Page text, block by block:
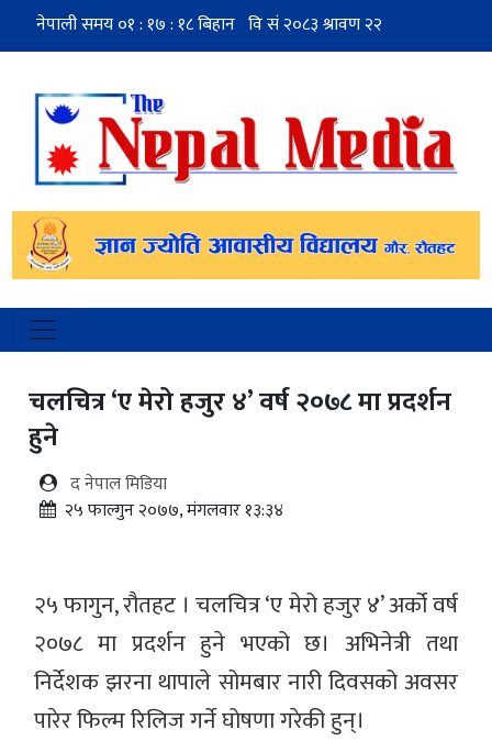
चलचित्र ‘ए मेरो हजुर ४’ वर्ष २०७८ मा प्रदर्शन
हुने
द नेपाल मिडिया
२५ फाल्गुन २०७७, मंगलवार १३:३४
२५ फागुन, रौतहट । चलचित्र ‘ए मेरो हजुर ४’ अर्को वर्ष
२०७८ मा प्रदर्शन हुने भएको छ। अभिनेत्री तथा
निर्देशक झरना थापाले सोमबार नारी दिवसको अवसर
पारेर फिल्म रिलिज गर्ने घोषणा गरेकी हुन्।